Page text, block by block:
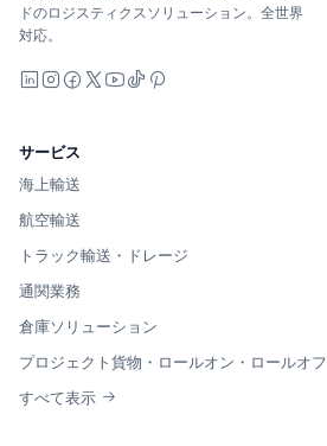
ドのロジスティクスソリューション。全世界
対応。
LinkedIn
Instagram
Facebook
X YouTube
TikTok
サービス
海上輸送
航空輸送
トラック輸送・ドレージ
通関業務
倉庫ソリューション
プロジェクト貨物・ロールオン・ロールオフ
すべて表示